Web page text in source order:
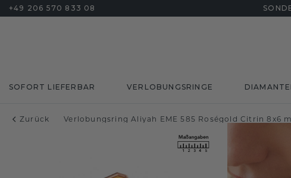
+49 206 570 833 08
SOFORT LIEFERBAR VERLOBUNGSRINGE
Zurück Verlobungsring Aliyah EME 585 Roségold Citrin 8x6